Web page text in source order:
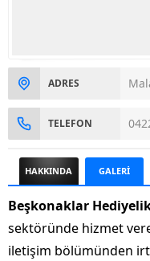
ADRES
TELEFON
HAKKINDA GALERİ
Beşkonaklar
sektöründe hizmet
iletişim bölümünden